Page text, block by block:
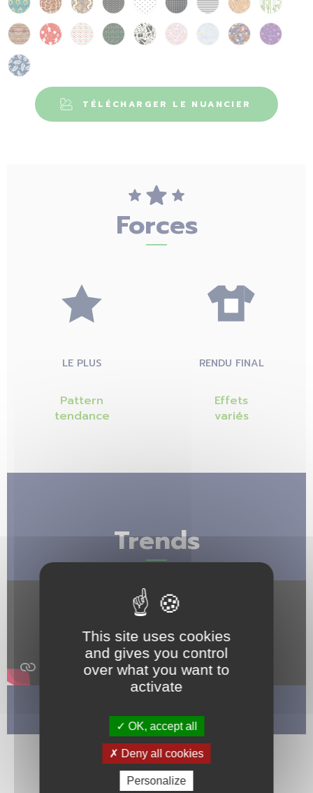
TÉLÉCHARGER LE NUANCIER
Forces
LE PLUS
Pattern
tendance
RENDU FINAL
Effets
variés
Trends
This site uses cookies
and gives you control
over what you want to
activate
OK, accept all
Deny all cookies
Personalize